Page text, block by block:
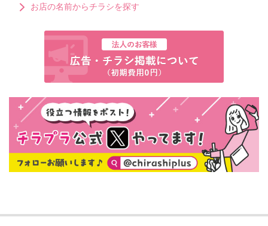
お店の名前からチラシを探す